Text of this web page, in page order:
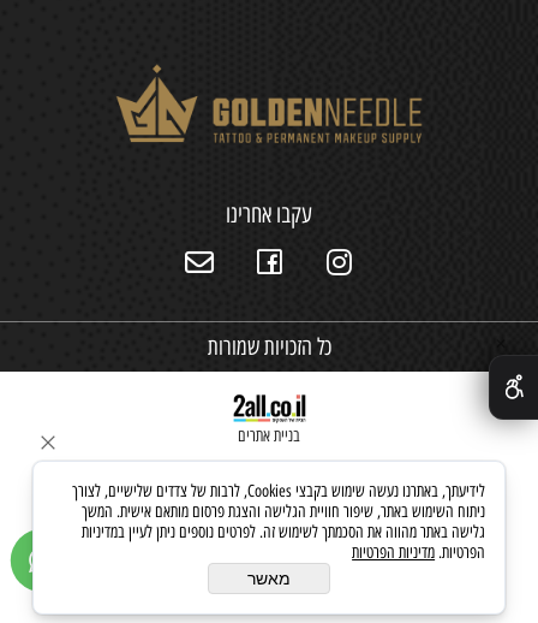
עקבו אחרינו
כל הזכויות שמורות
בניית אתרים
לידיעתך, באתרנו נעשה שימוש בקבצי Cookies, לרבות של צדדים שלישיים, לצורך
ניתוח השימוש באתר, שיפור חוויית הגלישה והצגת פרסום מותאם אישית. המשך
גלישה באתר מהווה את הסכמתך לשימוש זה. לפרטים נוספים ניתן לעיין במדיניות
הפרטיות. מדיניות הפרטיות
מאשר